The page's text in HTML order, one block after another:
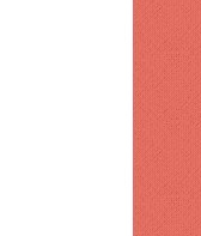
Ayuntamiento de SDE aumenta tarifas para publicidad exterior